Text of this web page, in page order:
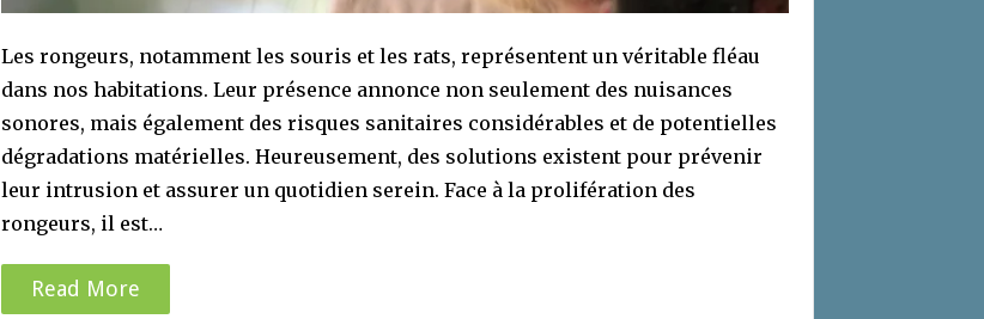
Les rongeurs, notamment les souris et les rats, représentent un véritable fléau
dans nos habitations. Leur présence annonce non seulement des nuisances
sonores, mais également des risques sanitaires considérables et de potentielles
dégradations matérielles. Heureusement, des solutions existent pour prévenir
leur intrusion et assurer un quotidien serein. Face à la prolifération des
rongeurs, il est…
Read More